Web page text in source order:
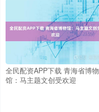
全民配资APP下载 青海省博物
馆：马主题文创受欢迎